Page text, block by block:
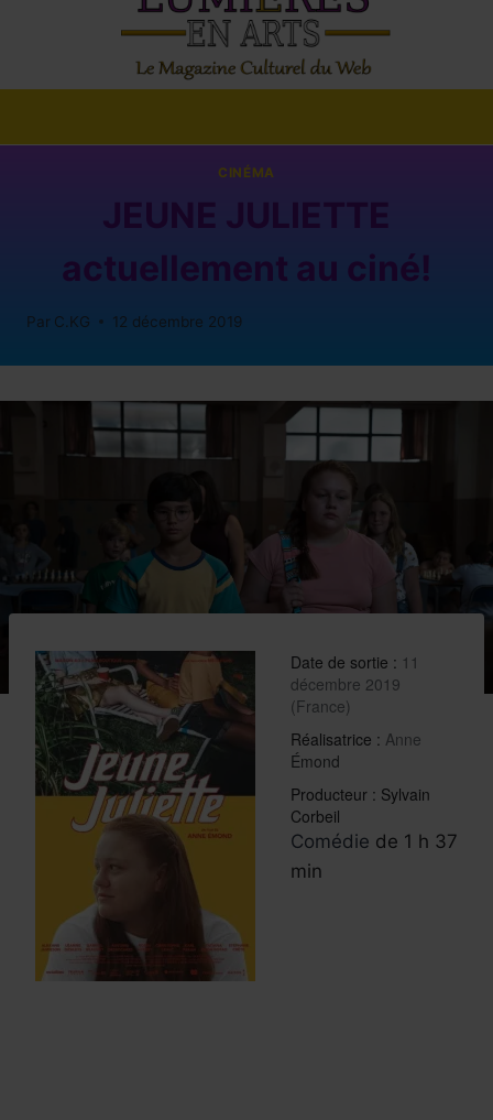
CINÉMA
actuellement au ciné!
Par C.KG 12 décembre 2019
Date de sortie : 11
décembre 2019
(France)
Réalisatrice : Anne
Émond
Producteur : Sylvain
Corbeil
Comédie de 1 h 37
min